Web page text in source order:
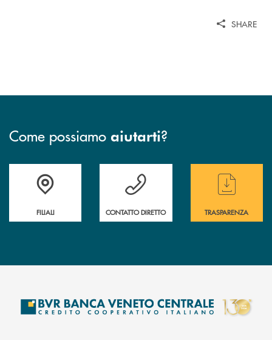
SHARE
Come possiamo aiutarti?
Trova la filiale più vicina a te
FILIALI
Hai bisogno di assistenza immediata ?
CONTATTO DIRETTO
Hai bisogno di
TRASPARENZA